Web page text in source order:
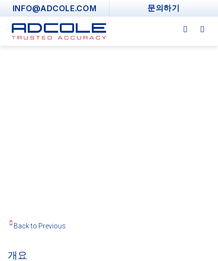
Skip
to
content
INFO@ADCOLE.COM 문의하기
Back to Previous
개요